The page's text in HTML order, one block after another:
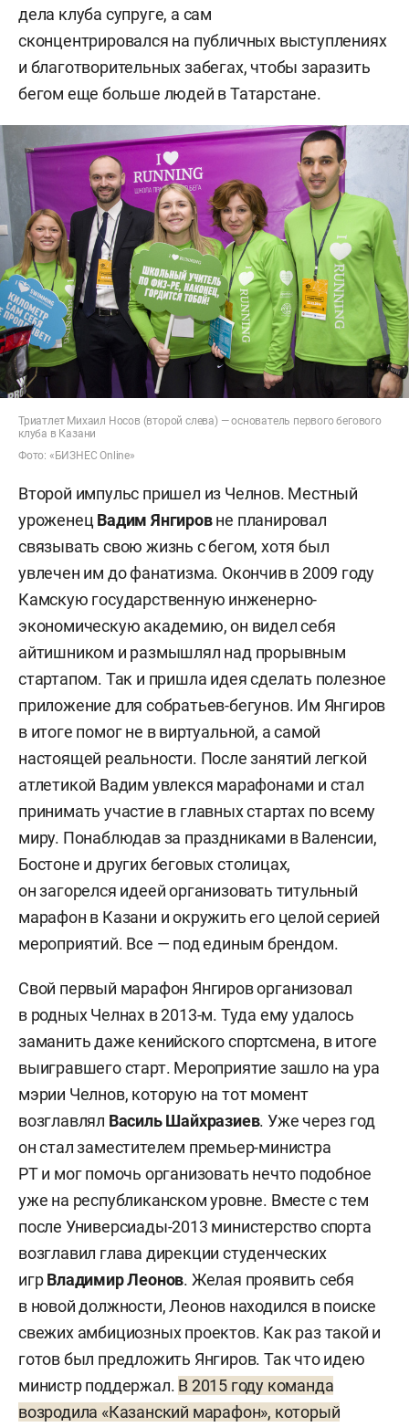
дела клуба супруге, а сам
сконцентрировался на публичных выступлениях
и благотворительных забегах, чтобы заразить
бегом еще больше людей в Татарстане.
Триатлет Михаил Носов (второй слева) — основатель первого бегового
клуба в Казани
Фото: «БИЗНЕС Online»
Второй импульс пришел из Челнов. Местный
уроженец Вадим Янгировне планировал
связывать свою жизнь с бегом, хотя был
увлечен им до фанатизма. Окончив в 2009 году
Камскую государственную инженерно-
экономическую академию, он видел себя
айтишником и размышлял над прорывным
стартапом. Так и пришла идея сделать полезное
приложение для собратьев-бегунов. Им Янгиров
в итоге помог не в виртуальной, а самой
настоящей реальности. После занятий легкой
атлетикой Вадим увлекся марафонами и стал
принимать участие в главных стартах по всему
миру. Понаблюдав за праздниками в Валенсии,
Бостоне и других беговых столицах,
он загорелся идеей организовать титульный
марафон в Казани и окружить его целой серией
мероприятий. Все — под единым брендом.
Свой первый марафон Янгиров организовал
в родных Челнах в 2013-м. Туда ему удалось
заманить даже кенийского спортсмена, в итоге
выигравшего старт. Мероприятие зашло на ура
мэрии Челнов, которую на тот момент
возглавлял Василь Шайхразиев. Уже через год
он стал заместителем премьер-министра
РТ и мог помочь организовать нечто подобное
уже на республиканском уровне. Вместе с тем
после Универсиады-2013 министерство спорта
возглавил глава дирекции студенческих
игрВладимир Леонов. Желая проявить себя
в новой должности, Леонов находился в поиске
свежих амбициозных проектов. Как раз такой и
готов был предложить Янгиров. Так что идею
министр поддержал. В 2015 году команда
возродила «Казанский марафон», который